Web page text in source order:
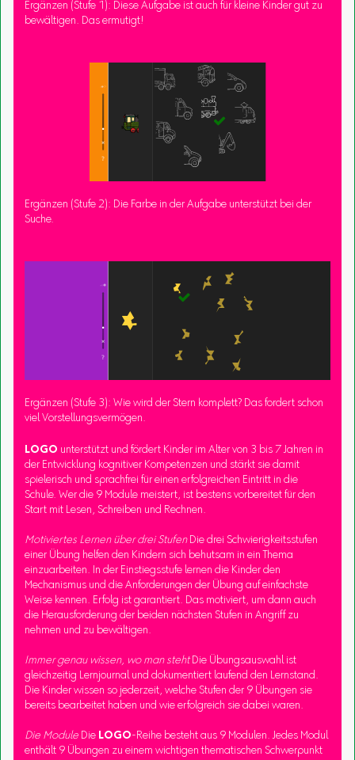
Ergänzen (Stufe 1): Diese Aufgabe ist auch für kleine Kinder gut zu
bewältigen. Das ermutigt!
Ergänzen (Stufe 2): Die Farbe in der Aufgabe unterstützt bei der
Suche.
Ergänzen (Stufe 3): Wie wird der Stern komplett? Das fordert schon
viel Vorstellungsvermögen.
LOGO unterstützt und fördert Kinder im Alter von 3 bis 7 Jahren in
der Entwicklung kognitiver Kompetenzen und stärkt sie damit
spielerisch und sprachfrei für einen erfolgreichen Eintritt in die
Schule. Wer die 9 Module meistert, ist bestens vorbereitet für den
Start mit Lesen, Schreiben und Rechnen.
Motiviertes Lernen über drei StufenDie drei Schwierigkeitsstufen
einer Übung helfen den Kindern sich behutsam in ein Thema
einzuarbeiten. In der Einstiegsstufe lernen die Kinder den
Mechanismus und die Anforderungen der Übung auf einfachste
Weise kennen. Erfolg ist garantiert. Das motiviert, um dann auch
die Herausforderung der beiden nächsten Stufen in Angriff zu
nehmen und zu bewältigen.
Immer genau wissen, wo man stehtDie Übungsauswahl ist
gleichzeitig Lernjournal und dokumentiert laufend den Lernstand.
Die Kinder wissen so jederzeit, welche Stufen der 9 Übungen sie
bereits bearbeitet haben und wie erfolgreich sie dabei waren.
Die Module Die LOGO-Reihe besteht aus 9 Modulen. Jedes Modul
enthält 9 Übungen zu einem wichtigen thematischen Schwerpunkt